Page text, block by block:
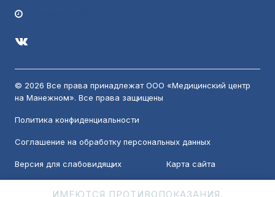
© 2026 Все права принадлежат ООО «Медицинский центр
на Манежном». Все права защищены
Политика конфиденциальности
Соглашение на обработку персональных данных
Версия для слабовидящих Карта сайта
ИМЕЮТСЯ ПРОТИВОПОКАЗАНИЯ.